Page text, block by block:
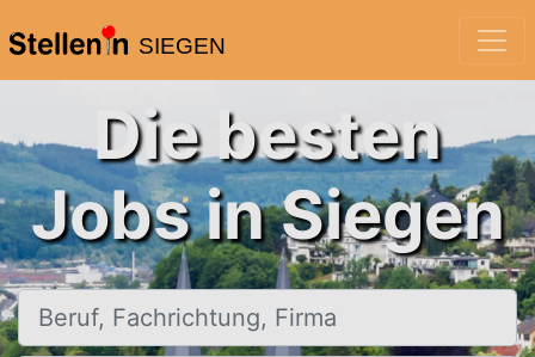
SIEGEN
Die besten
Jobs in Siegen
Beruf, Fachrichtung, Firma